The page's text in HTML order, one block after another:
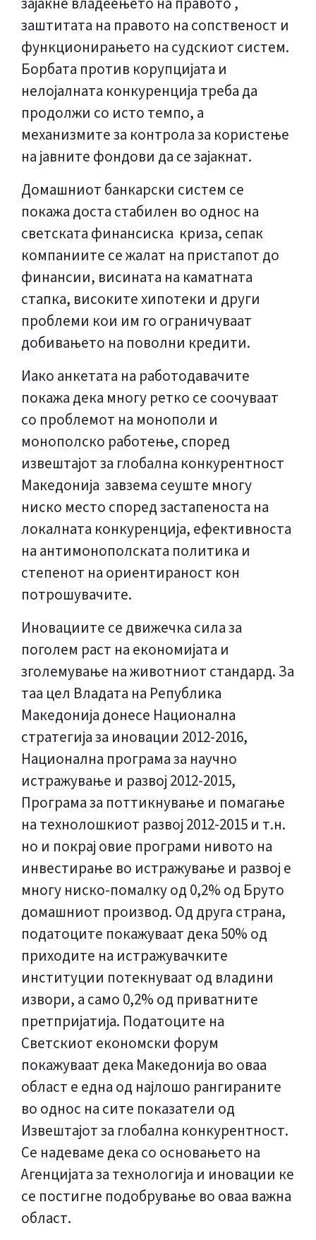
заштитата на правото на сопственост и
функционирањето на судскиот систем.
Борбата против корупцијата и
нелојалната конкуренција треба да
продолжи со исто темпо, а
механизмите за контрола за користење
на јавните фондови да се зајакнат.
Домашниот банкарски систем се
покажа доста стабилен во однос на
светската финансиска криза, сепак
компаниите се жалат на пристапот до
финансии, висината на каматната
стапка, високите хипотеки и други
проблеми кои им го ограничуваат
добивањето на поволни кредити.
Иако анкетата на работодавачите
покажа дека многу ретко се соочуваат
со проблемот на монополи и
монополско работење, според
извештајот за глобална конкурентност
Македонија завзема сеуште многу
ниско место според застапеноста на
локалната конкуренција, ефективноста
на антимонополската политика и
степенот на ориентираност кон
потрошувачите.
Иновациите се движечка сила за
поголем раст на економијата и
зголемување на животниот стандард. За
таа цел Владата на Република
Македонија донесе Национална
стратегија за иновации 2012-2016,
Национална програма за научно
истражување и развој 2012-2015,
Програма за поттикнување и помагање
на технолошкиот развој 2012-2015 и т.н.
но и покрај овие програми нивото на
инвестирање во истражување и развој е
многу ниско-помалку од 0,2% од Бруто
домашниот производ. Од друга страна,
податоците покажуваат дека 50% од
приходите на истражувачките
институции потекнуваат од владини
извори, а само 0,2% од приватните
претпријатија. Податоците на
Светскиот економски форум
покажуваат дека Македонија во оваа
област е една од најлошо рангираните
во однос на сите показатели од
Извештајот за глобална конкурентност.
Се надеваме дека со основањето на
Агенцијата за технологија и иновации ке
се постигне подобрување во оваа важна
област.